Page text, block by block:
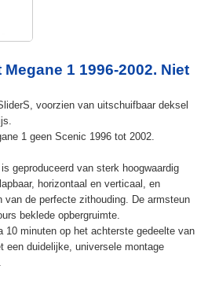
1 1996-2002. Niet
voorzien van uitschuifbaar deksel
1 geen Scenic 1996 tot 2002.
geproduceerd van sterk hoogwaardig
horizontaal en verticaal, en
van de perfecte zithouding. De armsteun
beklede opbergruimte.
10 minuten op het achterste gedeelte van
een duidelijke, universele montage